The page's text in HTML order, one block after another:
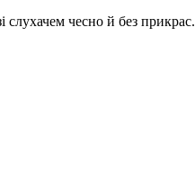
слухачем чесно й без прикрас.